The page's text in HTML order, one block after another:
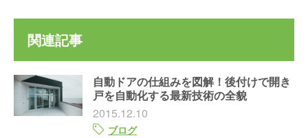
関連記事
自動ドアの仕組みを図解！後付けで開き
戸を自動化する最新技術の全貌
2015.12.10
ブログ